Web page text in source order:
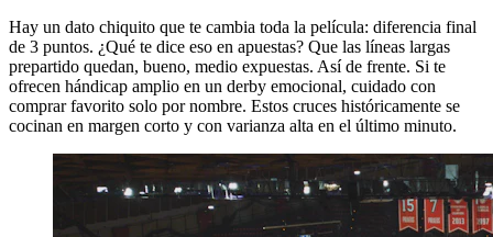
Hay un dato chiquito que te cambia toda la película: diferencia final
de 3 puntos. ¿Qué te dice eso en apuestas? Que las líneas largas
prepartido quedan, bueno, medio expuestas. Así de frente. Si te
ofrecen hándicap amplio en un derby emocional, cuidado con
comprar favorito solo por nombre. Estos cruces históricamente se
cocinan en margen corto y con varianza alta en el último minuto.